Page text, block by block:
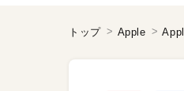
トップ Apple